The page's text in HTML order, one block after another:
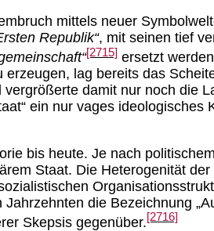
mittels neuer
Republik“, mit seinen tief
[2715] ersetzt
lag bereits das
damit nur noch die
ein nur vages
bis heute. Je nach
Staat. Die Heterogenität
die Bezeichnung
Skepsis gegenüber. [2716]